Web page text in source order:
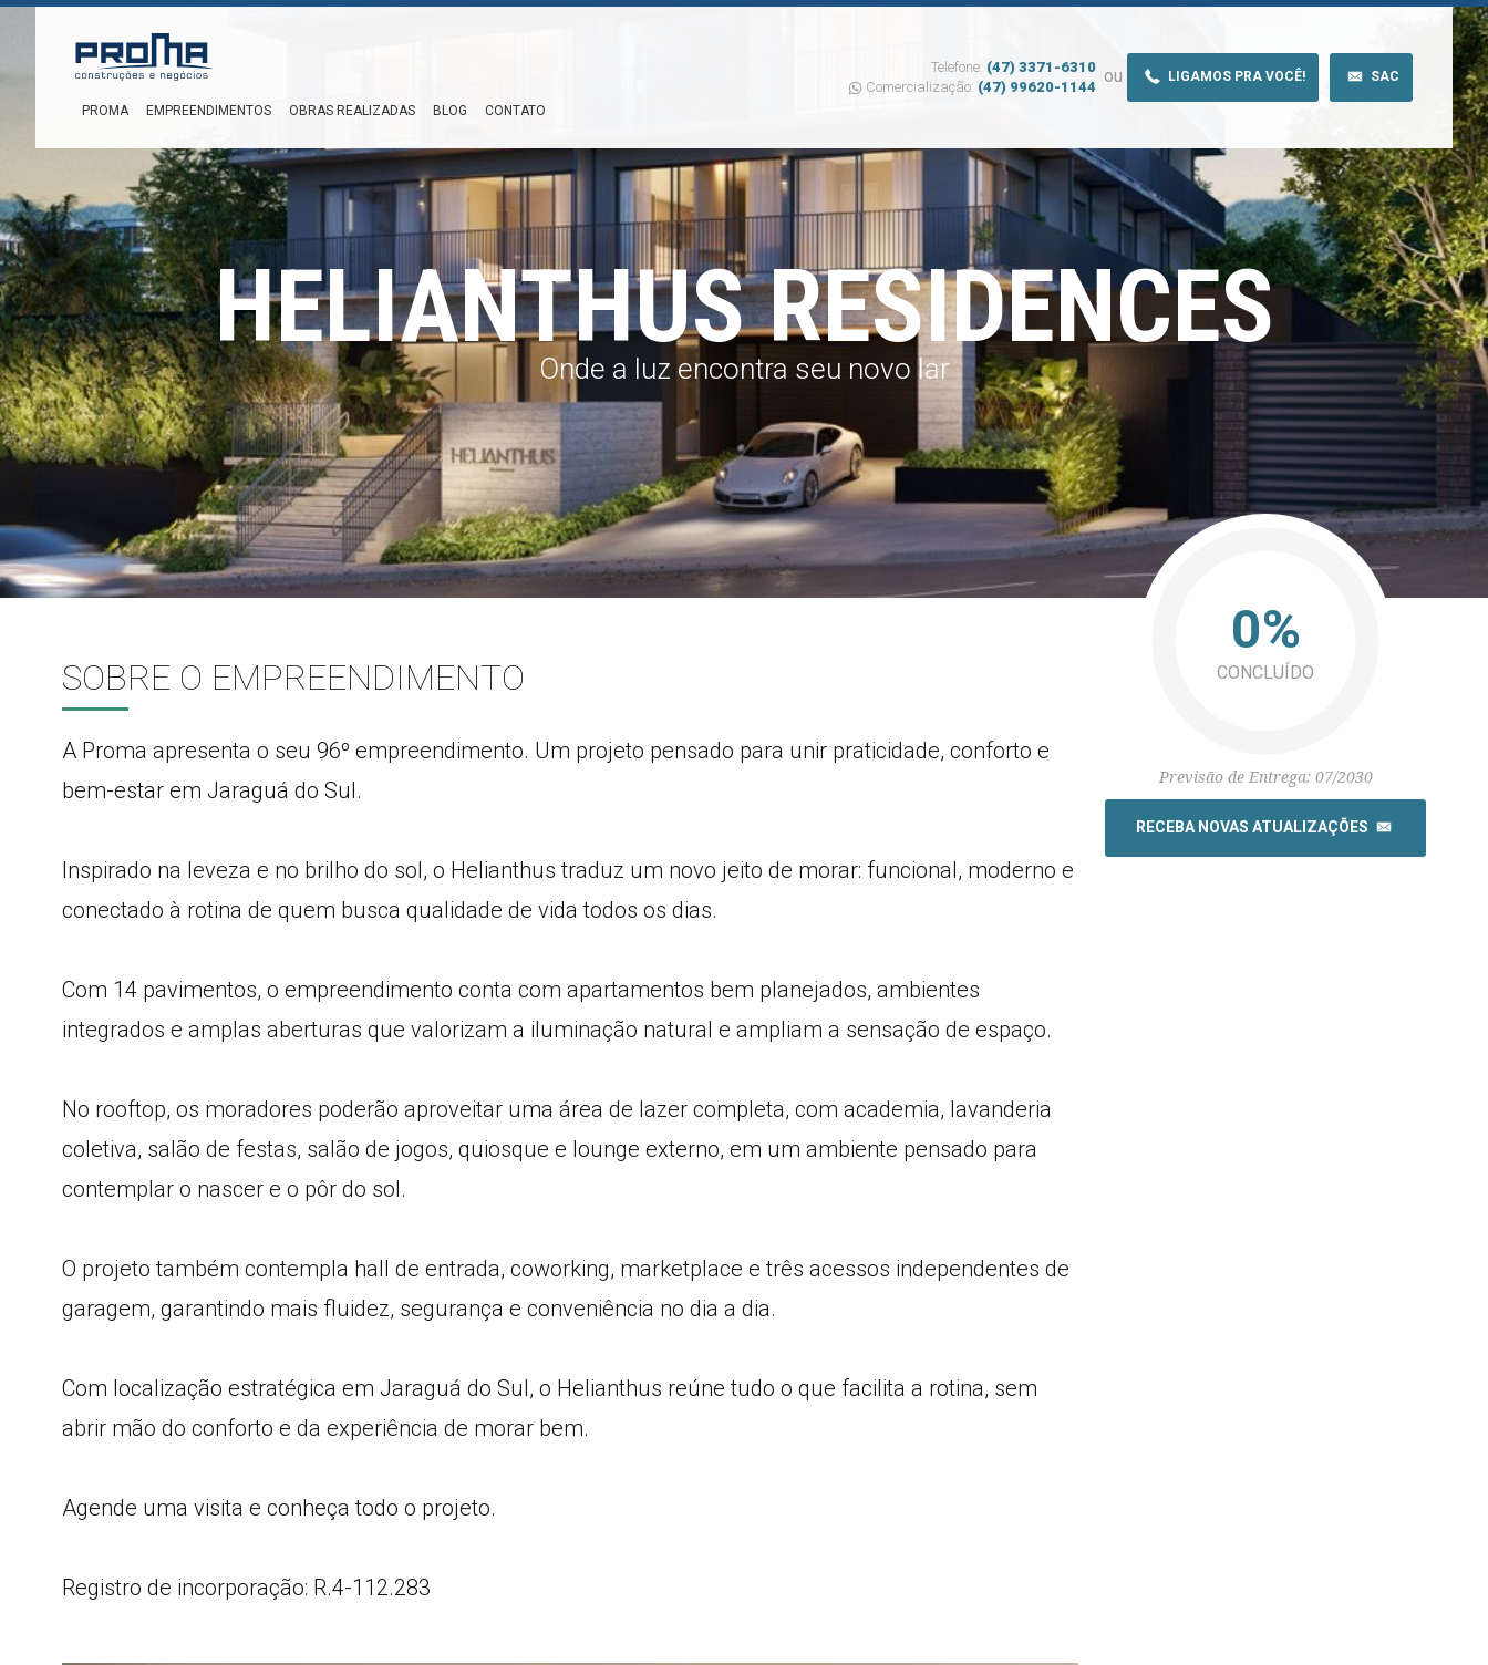
Telefone: (47) 3371-6310
Comercialização: (47) 99620-1144
ou LIGAMOS PRA VOCÊ! SAC
PROMA EMPREENDIMENTOS OBRAS REALIZADAS BLOG CONTATO
HELIANTHUS RESIDENCES
Onde a luz encontra seu novo lar
0%
CONCLUÍDO
Previsão de Entrega: 07/2030
RECEBA NOVAS ATUALIZAÇÕES
SOBRE O EMPREENDIMENTO
A Proma apresenta o seu 96º empreendimento. Um projeto pensado para unir praticidade, conforto e
bem-estar em Jaraguá do Sul.
Inspirado na leveza e no brilho do sol, o Helianthus traduz um novo jeito de morar: funcional, moderno e
conectado à rotina de quem busca qualidade de vida todos os dias.
Com 14 pavimentos, o empreendimento conta com apartamentos bem planejados, ambientes
integrados e amplas aberturas que valorizam a iluminação natural e ampliam a sensação de espaço.
No rooftop, os moradores poderão aproveitar uma área de lazer completa, com academia, lavanderia
coletiva, salão de festas, salão de jogos, quiosque e lounge externo, em um ambiente pensado para
contemplar o nascer e o pôr do sol.
O projeto também contempla hall de entrada, coworking, marketplace e três acessos independentes de
garagem, garantindo mais fluidez, segurança e conveniência no dia a dia.
Com localização estratégica em Jaraguá do Sul, o Helianthus reúne tudo o que facilita a rotina, sem
abrir mão do conforto e da experiência de morar bem.
Agende uma visita e conheça todo o projeto.
Registro de incorporação: R.4-112.283